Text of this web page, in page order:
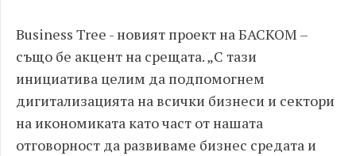
Business Tree - новият проект на БАСКОМ –
също бе акцент на срещата. „С тази
инициатива целим да подпомогнем
дигитализацията на всички бизнеси и сектори
на икономиката като част от нашата
отговорност да развиваме бизнес средата и